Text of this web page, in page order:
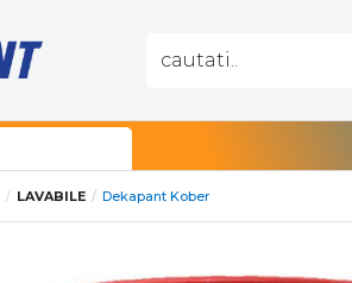
LAVABILE Dekapant Kober